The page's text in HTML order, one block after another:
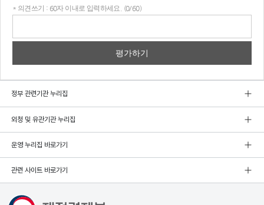
* 의견쓰기 : 60자 이내로 입력하세요. (0/60)
정부 관련기관 누리집
외청 및 유관기관 누리집
운영 누리집 바로가기
관련 사이트 바로가기